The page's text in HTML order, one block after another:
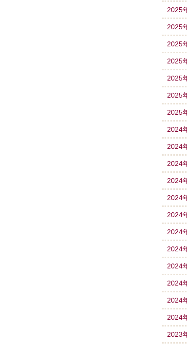
2025
2025
2025
2025
2025
2025
2025
2024
2024
2024
2024
2024
2024
2024
2024
2024
2024
2024
2024
2023